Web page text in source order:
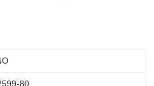
人資料，並將交易相關給付款項請求債
申辦者引起之損失，本公司不負相關責
80